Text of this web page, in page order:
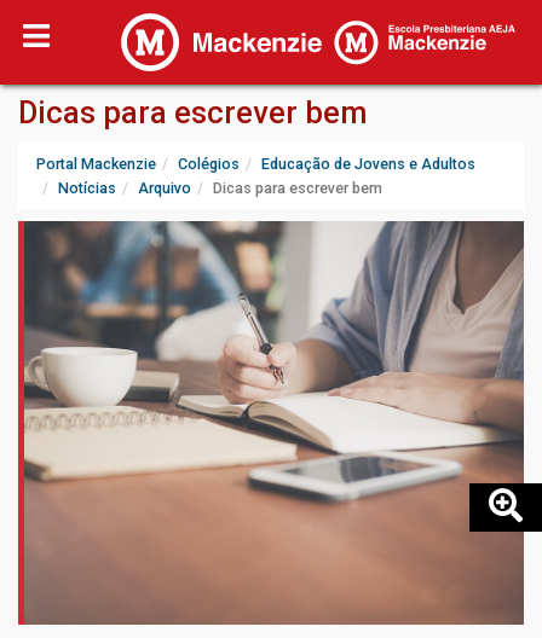
Dicas para escrever bem
Portal Mackenzie Colégios
Educação de Jovens e Adultos
Notícias
Arquivo Dicas para escrever bem